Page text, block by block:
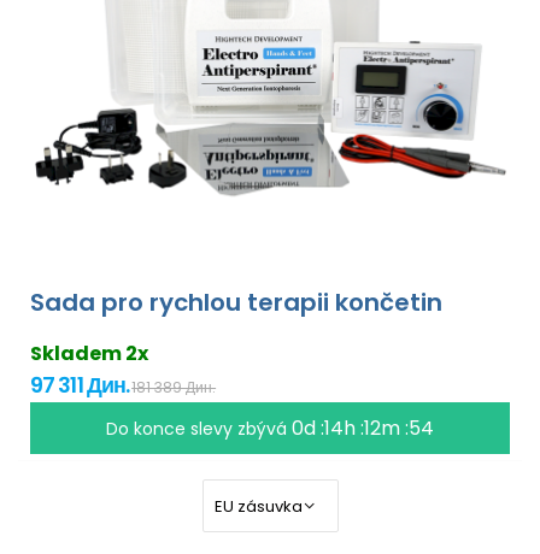
Sada pro rychlou terapii končetin
Skladem 2x
97 311 Дин.181 389 Дин.
Do konce slevy zbývá0d :14h :12m :53